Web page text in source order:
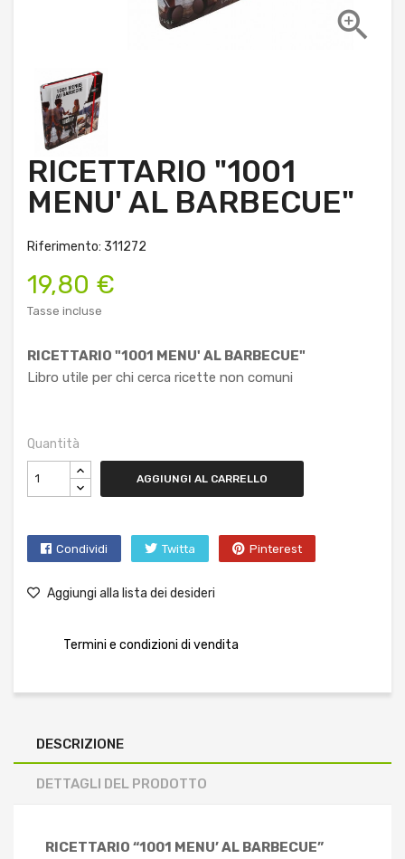

RICETTARIO "1001
MENU' AL BARBECUE"
Riferimento: 311272
19,80 €
Tasse incluse
RICETTARIO "1001 MENU' AL BARBECUE"
Libro utile per chi cerca ricette non comuni
Quantità
AGGIUNGI AL CARRELLO
Condividi Twitta Pinterest
Aggiungi alla lista dei desideri
Termini e condizioni di vendita
DESCRIZIONE
DETTAGLI DEL PRODOTTO
RICETTARIO “1001 MENU’ AL BARBECUE”